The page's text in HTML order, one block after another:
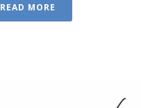
READ MORE